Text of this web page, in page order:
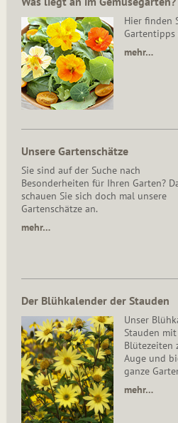
Hier finden
Gartentipps
mehr…
Unsere Gartenschätze
Sie sind auf der Suche nach
Besonderheiten für Ihren Garten?
schauen Sie sich doch mal unsere
Gartenschätze an.
mehr…
Der Blühkalender der Stauden
Unser
Stauden
Blütezeiten
Auge und
ganze
mehr…